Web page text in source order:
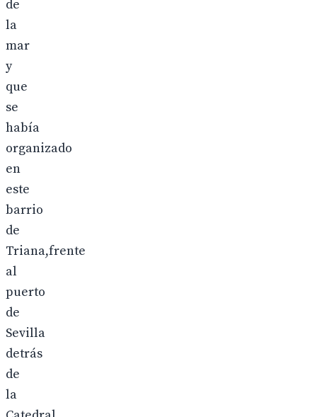
de
la
mar
y
que
se
había
organizado
en
este
barrio
de
Triana,frente
al
puerto
de
Sevilla
detrás
de
la